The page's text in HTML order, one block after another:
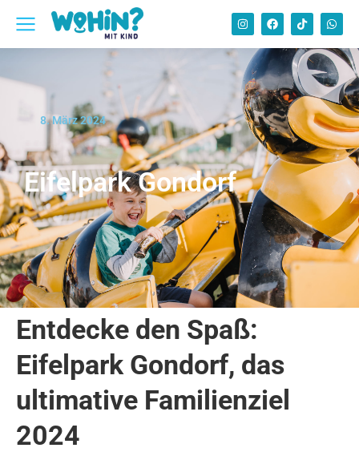
8. März 2024
Eifelpark Gondorf
Entdecke den Spaß:
Eifelpark Gondorf, das
ultimative Familienziel
2024